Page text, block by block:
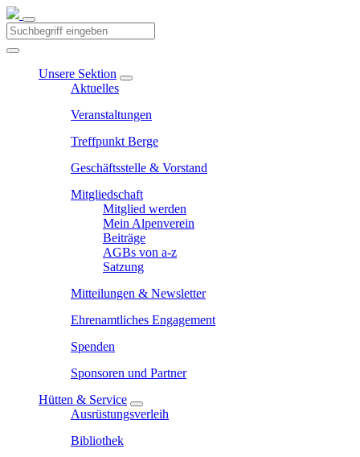
Unsere Sektion
Aktuelles
Veranstaltungen
Treffpunkt Berge
Geschäftsstelle & Vorstand
Mitgliedschaft
Mitglied werden
Mein Alpenverein
Beiträge
AGBs von a-z
Satzung
Mitteilungen & Newsletter
Ehrenamtliches Engagement
Spenden
Sponsoren und Partner
Hütten & Service
Ausrüstungsverleih
Bibliothek